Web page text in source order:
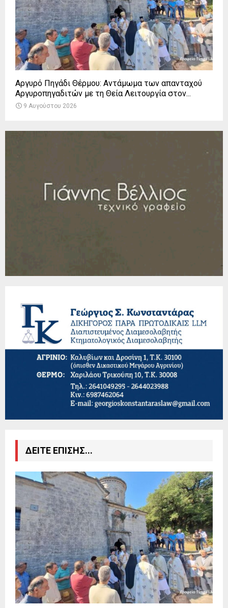
Αργυρό Πηγάδι Θέρμου: Αντάμωμα των απανταχού
Αργυροπηγαδιτών με τη Θεία Λειτουργία στον...
9 Αυγούστου 2026
ΔΕΙΤΕ ΕΠΙΣΗΣ...